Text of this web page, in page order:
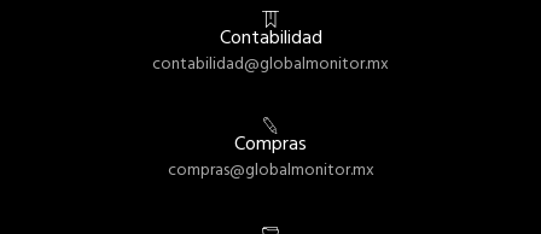
Contabilidad
contabilidad@globalmonitor.mx
Compras
compras@globalmonitor.mx